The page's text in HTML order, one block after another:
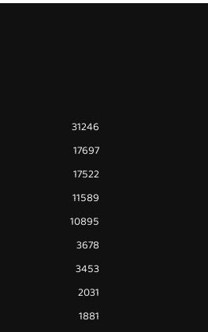
31246
17697
17522
11589
10895
3678
3453
2031
1881